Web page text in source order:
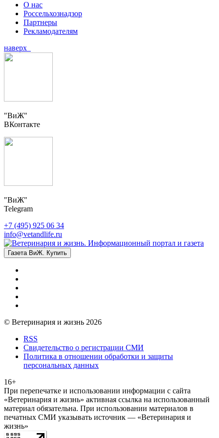
О нас
Россельхознадзор
Партнеры
Рекламодателям
наверх
"ВиЖ"
ВКонтакте
"ВиЖ"
Telegram
+7 (495) 925 06 34
info@vetandlife.ru
Газета ВиЖ. Купить
© Ветеринария и жизнь 2026
RSS
Свидетельство о регистрации СМИ
Политика в отношении обработки и защиты
персональных данных
16+
При перепечатке и использовании информации с сайта
«Ветеринария и жизнь» активная ссылка на использованный
материал обязательна. При использовании материалов в
печатных СМИ указывать источник — «Ветеринария и
жизнь»